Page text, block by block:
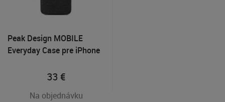
Peak Design MOBILE
Everyday Case pre iPhone
33 €
Na objednávku